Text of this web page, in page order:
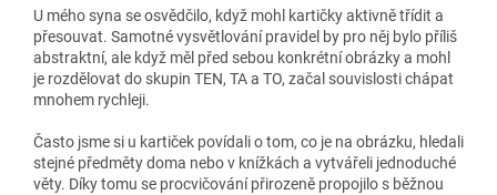
U mého syna se osvědčilo, když mohl kartičky aktivně třídit a
přesouvat. Samotné vysvětlování pravidel by pro něj bylo příliš
abstraktní, ale když měl před sebou konkrétní obrázky a mohl
je rozdělovat do skupin TEN, TA a TO, začal souvislosti chápat
mnohem rychleji.
Často jsme si u kartiček povídali o tom, co je na obrázku, hledali
stejné předměty doma nebo v knížkách a vytvářeli jednoduché
věty. Díky tomu se procvičování přirozeně propojilo s běžnou